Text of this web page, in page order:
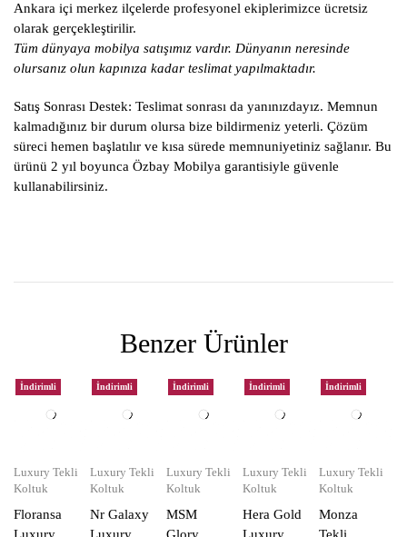
Ankara içi merkez ilçelerde profesyonel ekiplerimizce ücretsiz
olarak gerçekleştirilir.
Tüm dünyaya mobilya satışımız vardır. Dünyanın neresinde
olursanız olun kapınıza kadar teslimat yapılmaktadır.
Satış Sonrası Destek: Teslimat sonrası da yanınızdayız. Memnun
kalmadığınız bir durum olursa bize bildirmeniz yeterli. Çözüm
süreci hemen başlatılır ve kısa sürede memnuniyetiniz sağlanır. Bu
ürünü 2 yıl boyunca Özbay Mobilya garantisiyle güvenle
kullanabilirsiniz.
Benzer Ürünler
İndirimli
Luxury Tekli
Koltuk
Floransa
İndirimli
Luxury Tekli
Koltuk
Nr Galaxy
İndirimli
Luxury Tekli
Koltuk
MSM
İndirimli
Luxury Tekli
Koltuk
Hera Gold
İndirimli
Luxury Tekli
Koltuk
Monza